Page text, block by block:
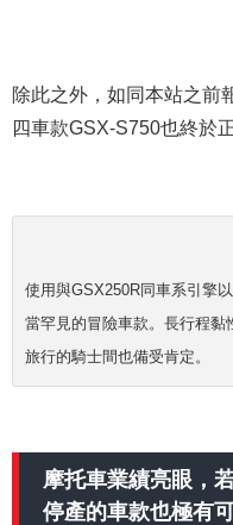
除此之外，如同本站之前
四車款GSX-S750也終於
使用與GSX250R同車系引擎
當罕見的冒險車款。長行程黏
旅行的騎士間也備受肯定。
摩托車業績亮眼，
停產的車款也極有